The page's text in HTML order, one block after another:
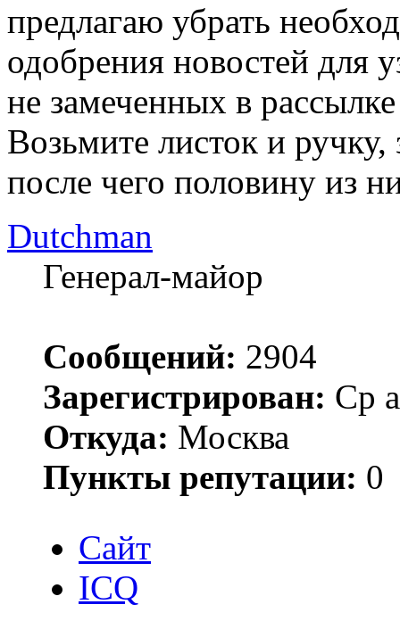
предлагаю убрать
одобрения новостей для
не замеченных в
Возьмите листок и
после чего половину из
Dutchman
Генерал-майор
Сообщений: 2904
Зарегистрирован: Ср
Откуда: Москва
Пункты репутации: 0
Сайт
ICQ